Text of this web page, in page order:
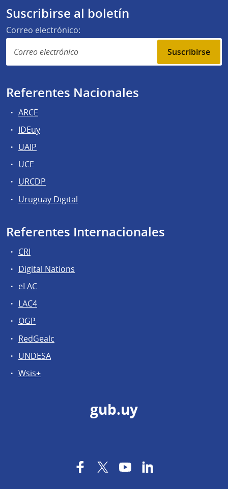
Suscribirse al boletín
Correo electrónico:
Suscribirse
Referentes Nacionales
ARCE
IDEuy
UAIP
UCE
URCDP
Uruguay Digital
Referentes Internacionales
CRI
Digital Nations
eLAC
LAC4
OGP
RedGealc
UNDESA
Wsis+
gub.uy
FacebookTwitterYouTube